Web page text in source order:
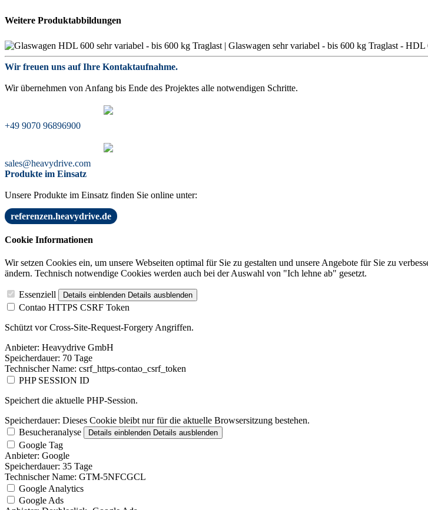
Weitere Produktabbildungen
Wir freuen uns auf Ihre Kontaktaufnahme.
Wir übernehmen von Anfang bis Ende des Projektes alle notwendigen Schritte.
+49 9070 96896900
sales@heavydrive.com
Produkte im Einsatz
Unsere Produkte im Einsatz finden Sie online unter:
referenzen.heavydrive.de
Cookie Informationen
Wir setzen Cookies ein, um unsere Webseiten optimal für Sie zu gestalten und unsere Angebote für Sie zu
ändern. Technisch notwendige Cookies werden auch bei der Auswahl von "Ich lehne ab" gesetzt.
Essenziell Details einblenden Details ausblenden
Contao HTTPS CSRF Token
Schützt vor Cross-Site-Request-Forgery Angriffen.
Anbieter: Heavydrive GmbH
Speicherdauer: 70 Tage
Technischer Name: csrf_https-contao_csrf_token
PHP SESSION ID
Speichert die aktuelle PHP-Session.
Speicherdauer: Dieses Cookie bleibt nur für die aktuelle Browsersitzung bestehen.
Besucheranalyse
Details einblenden Details ausblenden
Google Tag
Anbieter: Google
Speicherdauer: 35 Tage
Technischer Name: GTM-5NFCGCL
Google Analytics
Google Ads